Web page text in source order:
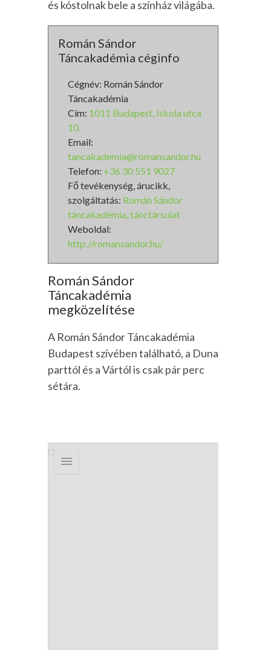
és kóstolnak bele a színház világába.
Román Sándor
Táncakadémia céginfo
Cégnév: Román Sándor
Táncakadémia
Cím: 1011 Budapest, Iskola utca
10.
Email:
tancakademia@romansandor.hu
Telefon: +36 30 551 9027
Fő tevékenység, árucikk,
szolgáltatás: Román Sándor
táncakadémia, tánctársulat
Weboldal:
http://romansandor.hu/
Román Sándor
Táncakadémia
megközelítése
A Román Sándor Táncakadémia
Budapest szívében található, a Duna
parttól és a Vártól is csak pár perc
sétára.